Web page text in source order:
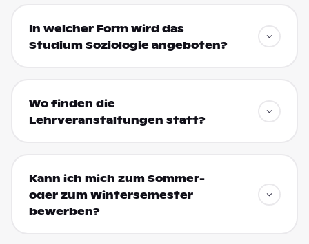
In welcher Form wird das
Studium Soziologie angeboten?
Wo finden die
Lehrveranstaltungen statt?
Kann ich mich zum Sommer-
oder zum Wintersemester
bewerben?